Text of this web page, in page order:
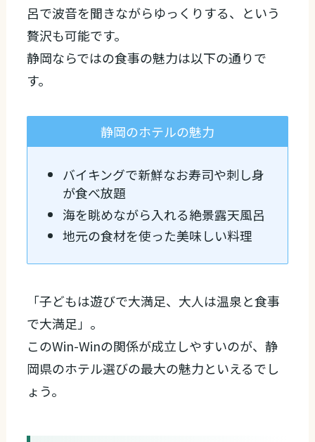
呂で波音を聞きながらゆっくりする、という
贅沢も可能です。
静岡ならではの食事の魅力は以下の通りで
す。
静岡のホテルの魅力
バイキングで新鮮なお寿司や刺し身
が食べ放題
海を眺めながら入れる絶景露天風呂
地元の食材を使った美味しい料理
「子どもは遊びで大満足、大人は温泉と食事
で大満足」。
このWin-Winの関係が成立しやすいのが、静
岡県のホテル選びの最大の魅力といえるでし
ょう。